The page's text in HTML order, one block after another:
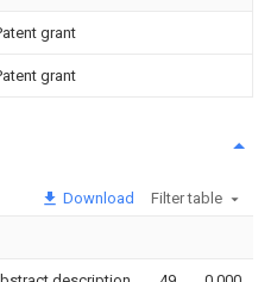
grant
grant
Download Filter table